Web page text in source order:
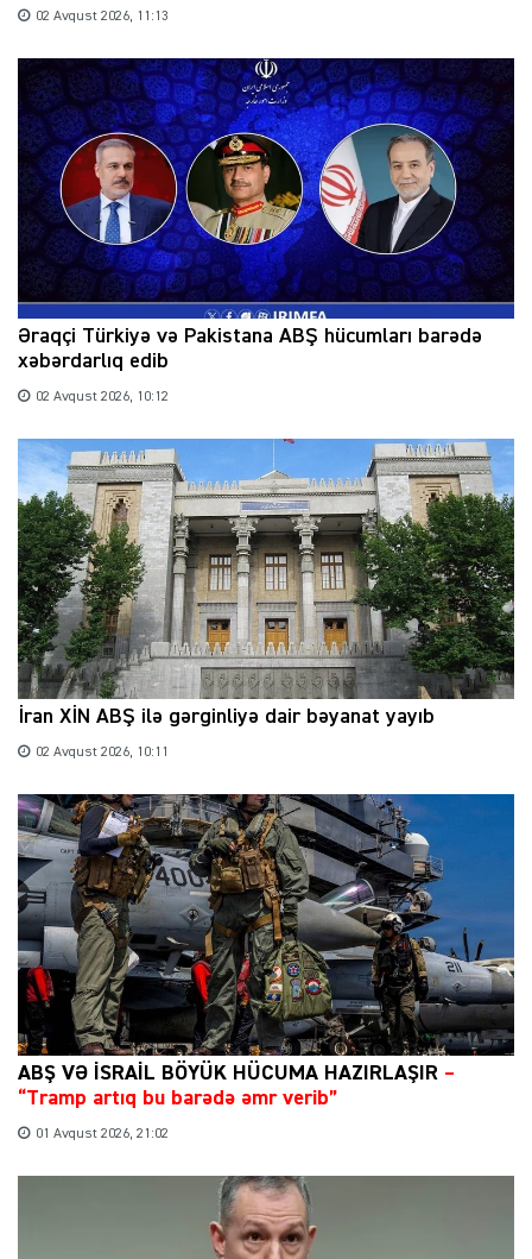
02 Avqust 2026, 11:13
Əraqçi Türkiyə və Pakistana ABŞ hücumları barədə
xəbərdarlıq edib
02 Avqust 2026, 10:12
İran XİN ABŞ ilə gərginliyə dair bəyanat yayıb
02 Avqust 2026, 10:11
ABŞ VƏ İSRAİL BÖYÜK HÜCUMA HAZIRLAŞIR –
“Tramp artıq bu barədə əmr verib”
01 Avqust 2026, 21:02